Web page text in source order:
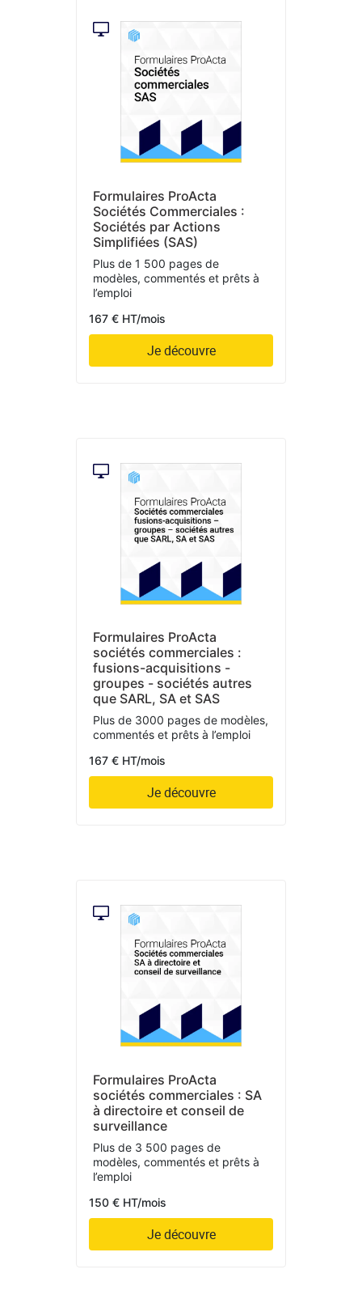
Formulaires ProActa
Sociétés Commerciales :
Sociétés par Actions
Simplifiées (SAS)
Plus de 1 500 pages de
modèles, commentés et prêts à
l’emploi
167 € HT/mois
Je découvre
Formulaires ProActa
sociétés commerciales :
fusions-acquisitions -
groupes - sociétés autres
que SARL, SA et SAS
Plus de 3000 pages de modèles,
commentés et prêts à l’emploi
167 € HT/mois
Je découvre
Formulaires ProActa
sociétés commerciales : SA
à directoire et conseil de
surveillance
Plus de 3 500 pages de
modèles, commentés et prêts à
l’emploi
150 € HT/mois
Je découvre